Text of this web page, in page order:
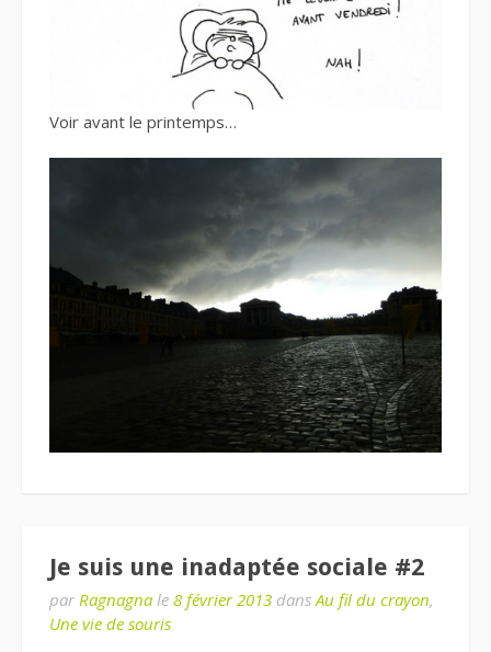
Voir avant le printemps…
Je suis une inadaptée sociale #2
par Ragnagna le 8 février 2013 dansAu fil du crayon,
Une vie de souris